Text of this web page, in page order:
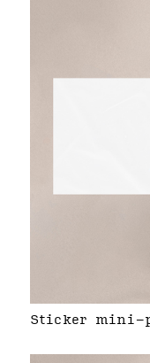
Sticker mini-